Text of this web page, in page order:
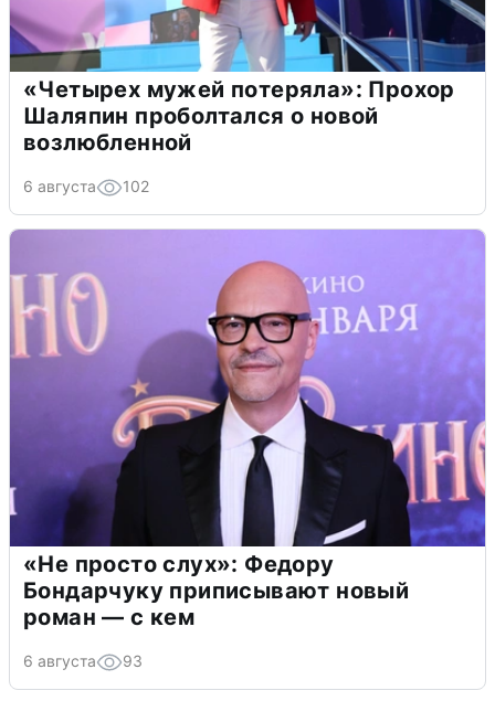
«Четырех мужей потеряла»: Прохор
Шаляпин проболтался о новой
возлюбленной
6 августа 102
«Не просто слух»: Федору
Бондарчуку приписывают новый
роман — с кем
6 августа 93